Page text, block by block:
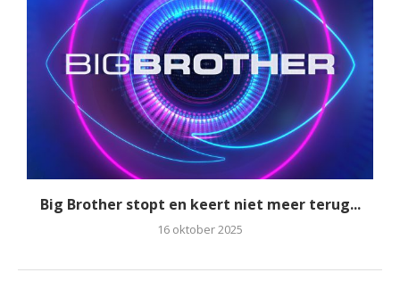
Big Brother stopt en keert niet meer terug...
16 oktober 2025